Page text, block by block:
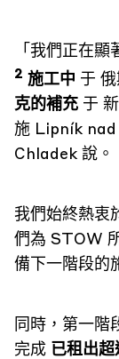
「我們正在
2 施工中 于
克的補充 于
施 Lipník
Chladek 說。
我們始終熱衷
們為 STOW
備下一階段的
同時，第一階
完成 已租出